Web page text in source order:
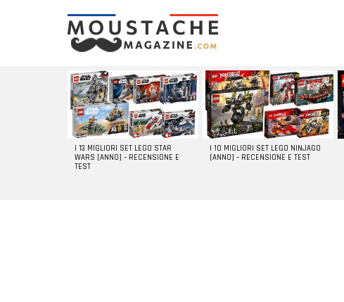
LATEST
STORIES
I 13 MIGLIORI SET LEGO STAR
WARS [ANNO] – RECENSIONE E
TEST
I 10 MIGLIORI SET LEGO NINJAGO
[ANNO] – RECENSIONE E TEST